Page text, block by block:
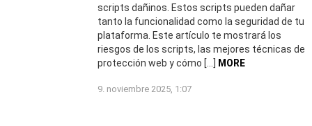
scripts dañinos. Estos scripts pueden dañar
tanto la funcionalidad como la seguridad de tu
plataforma. Este artículo te mostrará los
riesgos de los scripts, las mejores técnicas de
protección web y cómo […] MORE
9. noviembre 2025, 1:07